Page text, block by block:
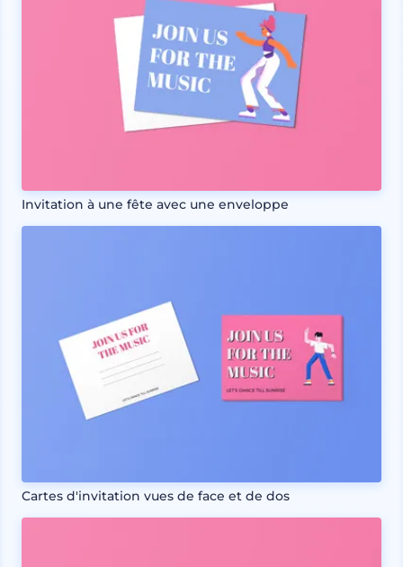
Invitation à une fête avec une enveloppe
Cartes d'invitation vues de face et de dos